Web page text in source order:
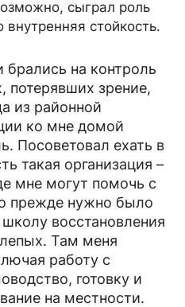
сыграл роль
стойкость.
брались на контроль
потерявших зрение,
из районной
ко мне домой
Посоветовал ехать в
такая организация –
мне могут помочь с
прежде нужно было
восстановления
Там меня
работу с
готовку и
на местности.